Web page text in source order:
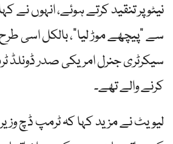
نیٹو پر تنقید کرتے ہوئے، انہوں نے
سے "پیچھے موڑ لیا”، بالکل اسی
سیکرٹری جنرل امریکی صدر
کرنے والے تھے۔
لیویٹ نے مزید کہا کہ ٹرمپ ڈچ